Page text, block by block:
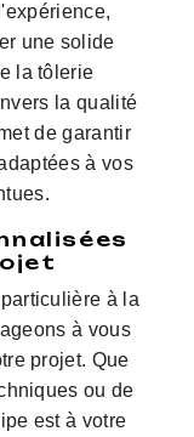
une solide
la tôlerie
la qualité
de garantir
à vos
à la
à vous
projet. Que
ou de
est à votre